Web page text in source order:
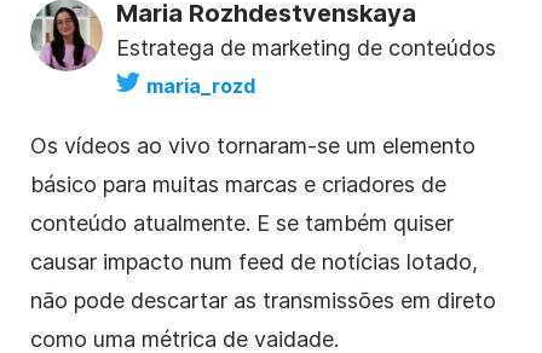
Maria Rozhdestvenskaya
Estratega de marketing de conteúdos
maria_rozd
Os vídeos ao vivo tornaram-se um elemento
básico para muitas marcas e criadores de
conteúdo atualmente. E se também quiser
causar impacto num feed de notícias lotado,
não pode descartar as transmissões em direto
como uma métrica de vaidade.